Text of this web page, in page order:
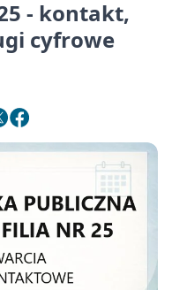
- kontakt,
cyfrowe